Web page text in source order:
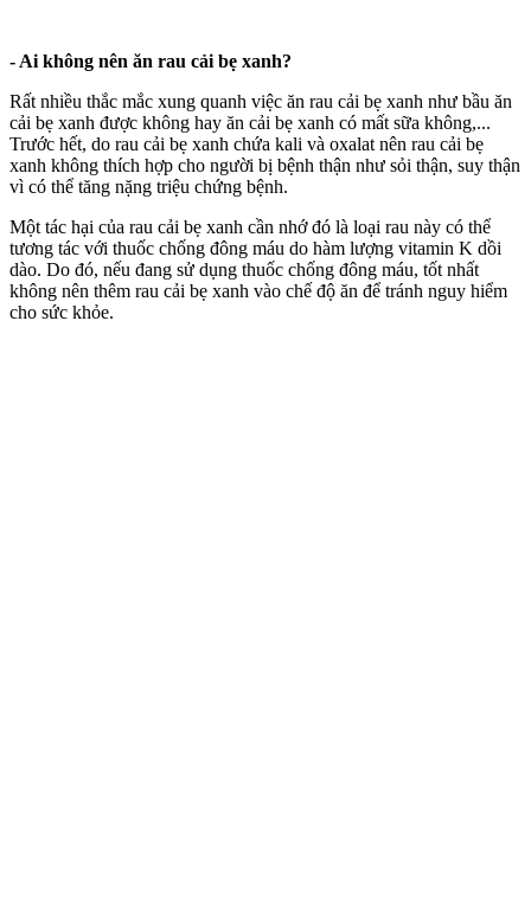
- Ai không nên ăn rau cải bẹ xanh?
Rất nhiều thắc mắc xung quanh việc ăn rau cải bẹ xanh như bầu ăn
cải bẹ xanh được không hay ăn cải bẹ xanh có mất sữa không,...
Trước hết, do rau cải bẹ xanh chứa kali và oxalat nên rau cải bẹ
xanh không thích hợp cho người bị bệnh thận như sỏi thận, suy thận
vì có thể tăng nặng triệu chứng bệnh.
Một tác hại của rau cải bẹ xanh cần nhớ đó là loại rau này có thể
tương tác với thuốc chống đông máu do hàm lượng vitamin K dồi
dào. Do đó, nếu đang sử dụng thuốc chống đông máu, tốt nhất
không nên thêm rau cải bẹ xanh vào chế độ ăn để tránh nguy hiểm
cho sức khỏe.